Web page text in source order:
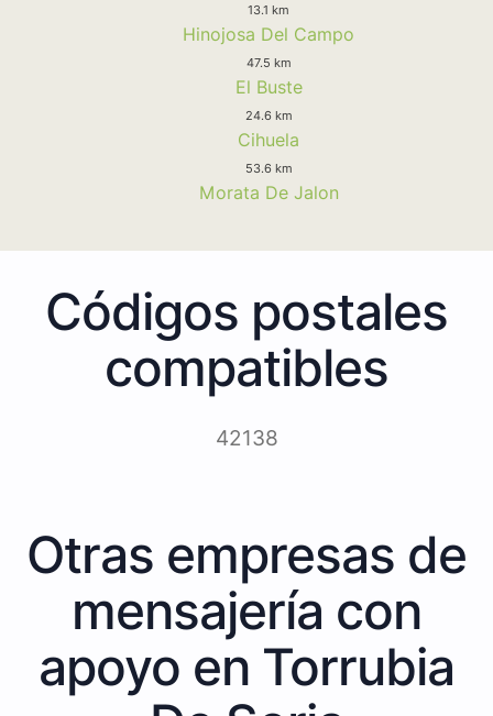
13.1 km
Hinojosa Del Campo
47.5 km
El Buste
24.6 km
Cihuela
53.6 km
Morata De Jalon
Códigos postales
compatibles
42138
Otras empresas de
mensajería con
apoyo en Torrubia